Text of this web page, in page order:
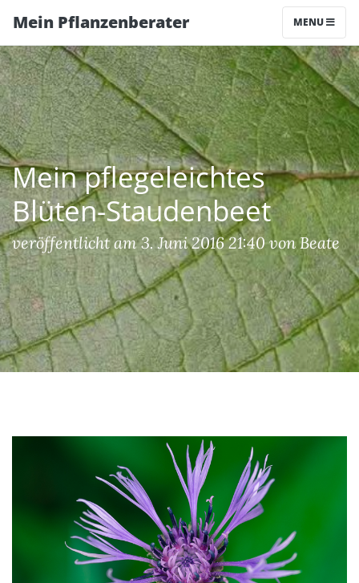
Mein Pflanzenberater MENU
Mein pflegeleichtes
Blüten-Staudenbeet
veröffentlicht am 3. Juni 2016 21:40 von Beate